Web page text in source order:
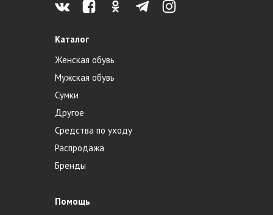
Каталог
Женская обувь
Мужская обувь
Сумки
Другое
Средства по уходу
Распродажа
Бренды
Помощь